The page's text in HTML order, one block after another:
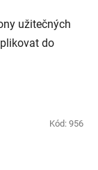
užitečných
do
Kód: 956